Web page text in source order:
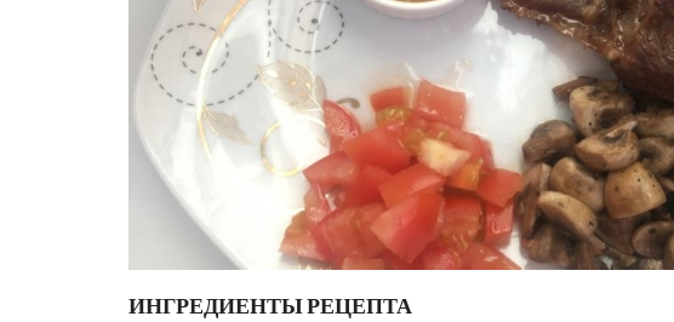
ИНГРЕДИЕНТЫ РЕЦЕПТА